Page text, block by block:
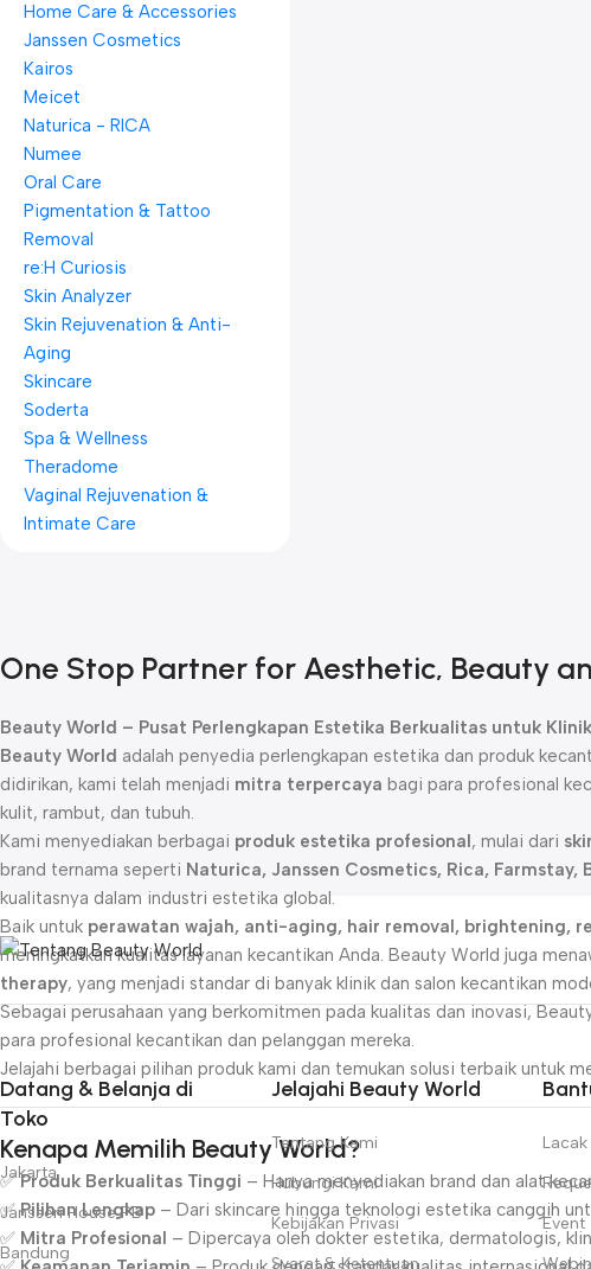
Home Care & Accessories
Janssen Cosmetics
Kairos
Meicet
Naturica - RICA
Numee
Oral Care
Pigmentation & Tattoo
Removal
re:H Curiosis
Skin Analyzer
Skin Rejuvenation & Anti-
Aging
Skincare
Soderta
Spa & Wellness
Theradome
Vaginal Rejuvenation &
Intimate Care
One Stop Partner for Aesthetic, Beauty
Beauty World – Pusat Perlengkapan Estetika Berkualitas untuk
Beauty World adalah penyedia perlengkapan estetika dan produk
didirikan, kami telah menjadi mitra terpercaya bagi para profesional
kulit, rambut, dan tubuh.
Kami menyediakan berbagai produk estetika profesional, mulai dari
brand ternama seperti Naturica, Janssen Cosmetics, Rica, Farmstay,
kualitasnya dalam industri estetika global.
Baik untuk perawatan wajah, anti-aging, hair removal, brightening,
meningkatkan kualitas layanan kecantikan Anda. Beauty World juga
therapy, yang menjadi standar di banyak klinik dan salon kecantikan
Sebagai perusahaan yang berkomitmen pada kualitas dan inovasi,
para profesional kecantikan dan pelanggan mereka.
Jelajahi berbagai pilihan produk kami dan temukan solusi terbaik untuk
Kenapa Memilih Beauty World?
✅Produk Berkualitas Tinggi – Hanya menyediakan brand dan alat
✅Pilihan Lengkap – Dari skincare hingga teknologi estetika canggih
✅ Mitra Profesional – Dipercaya oleh dokter estetika, dermatologis,
Datang & Belanja di
Toko
Jakarta
Janssen House PB
Bandung
Jelajahi Beauty World
Tentang Kami
Hubungi Kami
Kebijakan Privasi
Syarat & Ketentuan
Event